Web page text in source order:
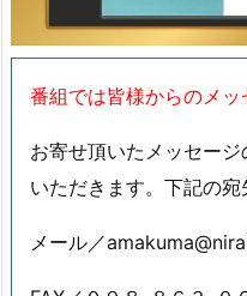
番組では皆様からのメッ
お寄せ頂いたメッセー
いただきます。下記の宛
メール／